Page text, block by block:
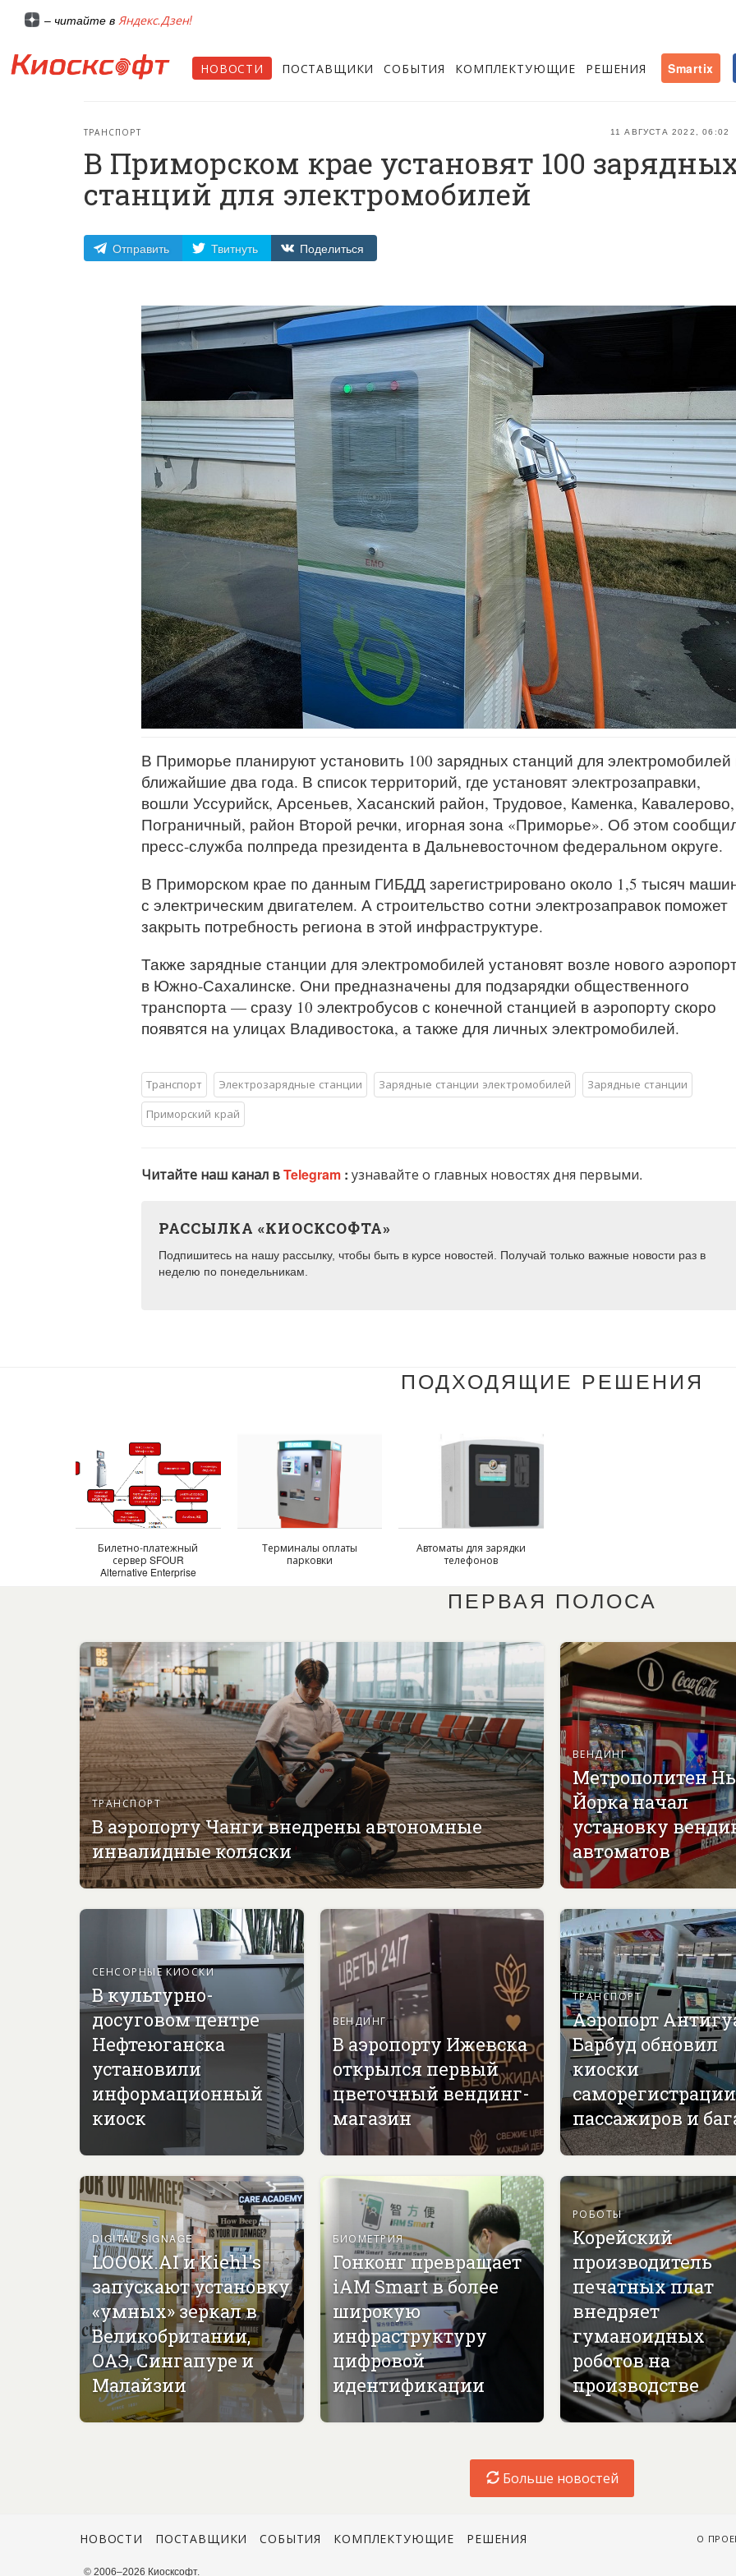
– читайте в Яндекс.Дзен!
НОВОСТИ ПОСТАВЩИКИ СОБЫТИЯ КОМПЛЕКТУЮЩИЕ РЕШЕНИЯ Smartix
11 АВГУСТА 2022, 06:02
ТРАНСПОРТ
В Приморском крае установят 100
станций для электромобилей
Отправить Твитнуть Поделиться
В Приморье планируют установить 100 зарядных станций для электромобилей
ближайшие два года. В список территорий, где установят электрозаправки,
вошли Уссурийск, Арсеньев, Хасанский район, Трудовое, Каменка, Кавалерово,
Пограничный, район Второй речки, игорная зона «Приморье». Об этом
пресс-служба полпреда президента в Дальневосточном федеральном округе.
В Приморском крае по данным ГИБДД зарегистрировано около 1,5 тысяч
с электрическим двигателем. А строительство сотни электрозаправок поможет
закрыть потребность региона в этой инфраструктуре.
Также зарядные станции для электромобилей установят возле нового
в Южно-Сахалинске. Они предназначены для подзарядки общественного
транспорта — сразу 10 электробусов с конечной станцией в аэропорту скоро
появятся на улицах Владивостока, а также для личных электромобилей.
Транспорт Электрозарядные станции Зарядные станции электромобилей
Зарядные станции
Приморский край
Читайте наш канал вTelegram : узнавайте о главных новостях дня первыми.
РАССЫЛКА «КИОСКСОФТА»
Подпишитесь на нашу рассылку, чтобы быть в курсе новостей. Получай только важные новости раз в
неделю по понедельникам.
ПОДХОДЯЩИЕ РЕШЕНИЯ
Билетно-платежный
сервер SFOUR
Alternative Enterprise
Терминалы оплаты
парковки
Автоматы для зарядки
телефонов
ПЕРВАЯ ПОЛОСА
ТРАНСПОРТ
В аэропорту Чанги внедрены автономные
инвалидные коляски
ВЕНДИНГ
Метрополитен
Йорка начал
установку
автоматов
СЕНСОРНЫЕ КИОСКИ
В культурно-
досуговом центре
Нефтеюганска
установили
информационный
киоск
ВЕНДИНГ
В аэропорту Ижевска
открылся первый
цветочный вендинг-
магазин
ТРАНСПОРТ
Аэропорт
Барбуд обновил
киоски
саморегистрации
пассажиров и
DIGITAL SIGNAGE
LOOOK.AI и Kiehl's
запускают установку
«умных» зеркал в
Великобритании,
ОАЭ, Сингапуре и
Малайзии
БИОМЕТРИЯ
Гонконг превращает
iAM Smart в более
широкую
инфраструктуру
цифровой
идентификации
РОБОТЫ
Корейский
производитель
печатных плат
внедряет
гуманоидных
роботов на
производстве
Больше новостей
О
НОВОСТИ ПОСТАВЩИКИ СОБЫТИЯ КОМПЛЕКТУЮЩИЕ РЕШЕНИЯ
© 2006–2026 Киосксофт.